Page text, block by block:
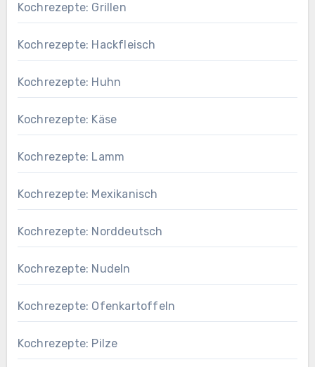
Kochrezepte: Grillen
Kochrezepte: Hackfleisch
Kochrezepte: Huhn
Kochrezepte: Käse
Kochrezepte: Lamm
Kochrezepte: Mexikanisch
Kochrezepte: Norddeutsch
Kochrezepte: Nudeln
Kochrezepte: Ofenkartoffeln
Kochrezepte: Pilze